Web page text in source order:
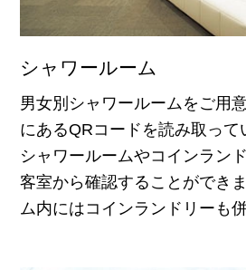
シャワールーム
男女別シャワールームをご用
にあるQRコードを読み取って
シャワールームやコインラン
客室から確認することができ
ム内にはコインランドリーも